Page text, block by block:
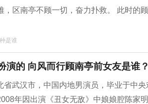
，区南亭不顾一切，奋力扑救。 此时的
是谁
演的 向风而行顾南亭前女友是谁？
省武汉市，中国内地男演员，毕业于中
年因出演《丑女无敌》中娘娘腔陈家